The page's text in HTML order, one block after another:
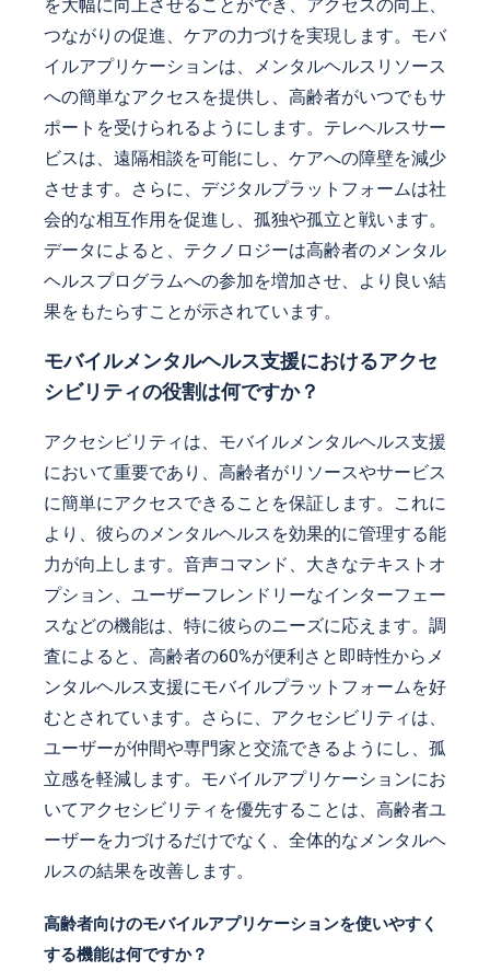
を大幅に向上させることができ、アクセスの向上、
つながりの促進、ケアの力づけを実現します。モバ
イルアプリケーションは、メンタルヘルスリソース
への簡単なアクセスを提供し、高齢者がいつでもサ
ポートを受けられるようにします。テレヘルスサー
ビスは、遠隔相談を可能にし、ケアへの障壁を減少
させます。さらに、デジタルプラットフォームは社
会的な相互作用を促進し、孤独や孤立と戦います。
データによると、テクノロジーは高齢者のメンタル
ヘルスプログラムへの参加を増加させ、より良い結
果をもたらすことが示されています。
モバイルメンタルヘルス支援におけるアクセ
シビリティの役割は何ですか？
アクセシビリティは、モバイルメンタルヘルス支援
において重要であり、高齢者がリソースやサービス
に簡単にアクセスできることを保証します。これに
より、彼らのメンタルヘルスを効果的に管理する能
力が向上します。音声コマンド、大きなテキストオ
プション、ユーザーフレンドリーなインターフェー
スなどの機能は、特に彼らのニーズに応えます。調
査によると、高齢者の60%が便利さと即時性からメ
ンタルヘルス支援にモバイルプラットフォームを好
むとされています。さらに、アクセシビリティは、
ユーザーが仲間や専門家と交流できるようにし、孤
立感を軽減します。モバイルアプリケーションにお
いてアクセシビリティを優先することは、高齢者ユ
ーザーを力づけるだけでなく、全体的なメンタルヘ
ルスの結果を改善します。
高齢者向けのモバイルアプリケーションを使いやすく
する機能は何ですか？